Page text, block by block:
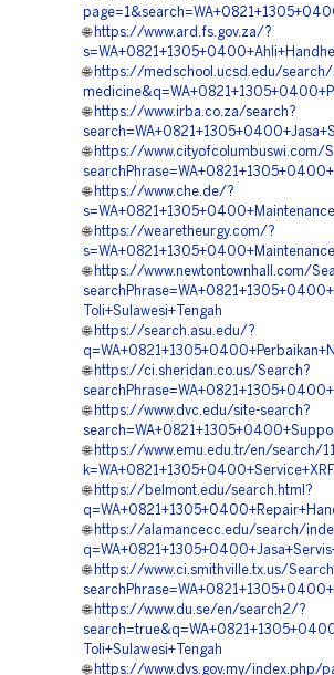
🌐 https://www.ard.fs.gov.za/?
🌐 https://medschool.ucsd.edu/
🌐 https://www.irba.co.za/search?
🌐 https://www.cityofcolumbuswi.com/
🌐 https://www.che.de/?
🌐 https://wearetheurgy.com/?
🌐 https://www.newtontownhall.com/
Toli+Sulawesi+Tengah
🌐 https://search.asu.edu/?
🌐 https://ci.sheridan.co.us/Search?
🌐 https://www.dvc.edu/site-search?
🌐 https://www.emu.edu.tr/en/search/
🌐 https://belmont.edu/search.html?
🌐 https://alamancecc.edu/search/
🌐 https://www.ci.smithville.tx.us/
🌐 https://www.du.se/en/search2/?
Toli+Sulawesi+Tengah
🌐 https://www.dvs.gov.my/index.php/